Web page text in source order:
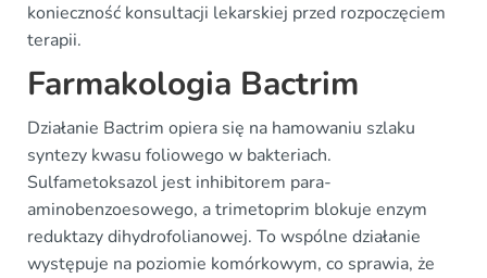
konieczność konsultacji lekarskiej przed rozpoczęciem
terapii.
Farmakologia Bactrim
Działanie Bactrim opiera się na hamowaniu szlaku
syntezy kwasu foliowego w bakteriach.
Sulfametoksazol jest inhibitorem para-
aminobenzoesowego, a trimetoprim blokuje enzym
reduktazy dihydrofolianowej. To wspólne działanie
występuje na poziomie komórkowym, co sprawia, że